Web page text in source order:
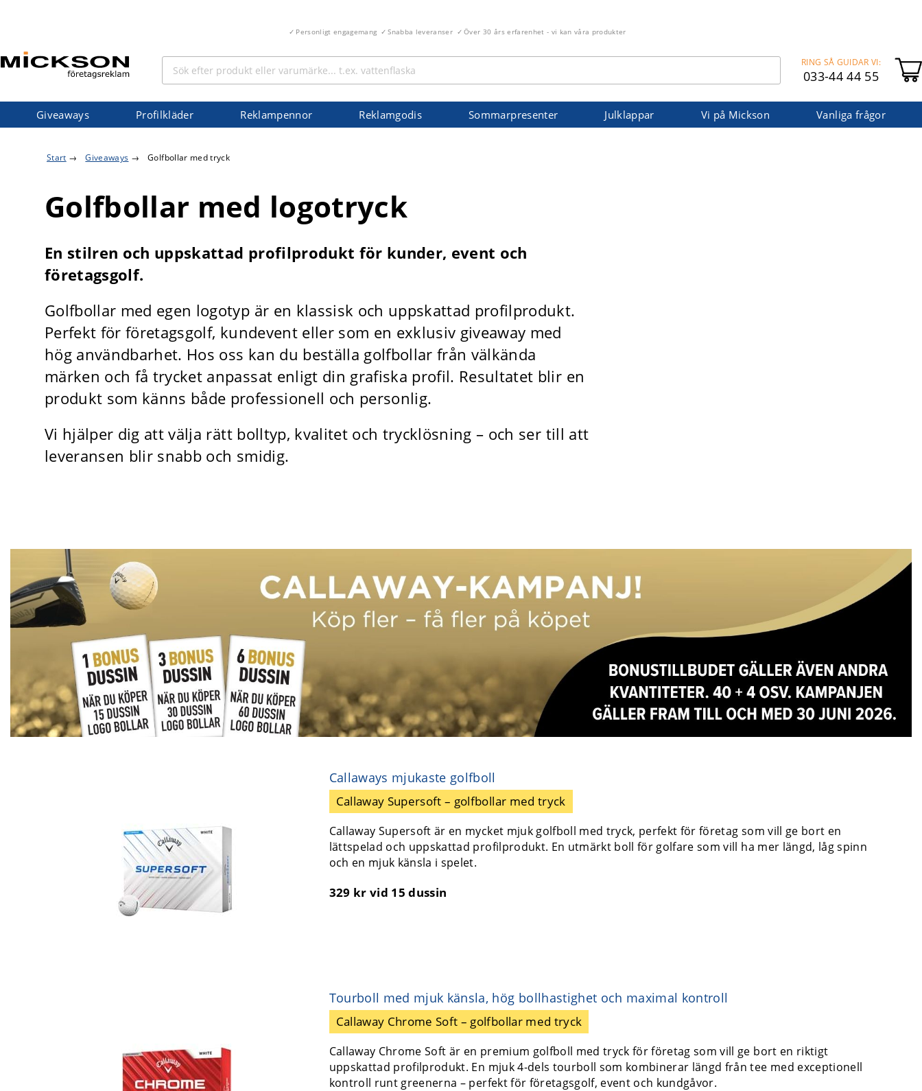
Personligt engagemang Snabba leveranser Över 30 års erfarenhet - vi kan våra produkter
RING SÅ GUIDAR VI:
033-44 44 55
Giveaways Profilkläder Reklampennor Reklamgodis Sommarpresenter Julklappar Vi på Mickson Vanliga frågor
Start → Giveaways → Golfbollar med tryck
Golfbollar med logotryck
En stilren och uppskattad profilprodukt för kunder, event och
företagsgolf.
Golfbollar med egen logotyp är en klassisk och uppskattad profilprodukt.
Perfekt för företagsgolf, kundevent eller som en exklusiv giveaway med
hög användbarhet. Hos oss kan du beställa golfbollar från välkända
märken och få trycket anpassat enligt din grafiska profil. Resultatet blir en
produkt som känns både professionell och personlig.
Vi hjälper dig att välja rätt bolltyp, kvalitet och trycklösning – och ser till att
leveransen blir snabb och smidig.
Callaways mjukaste golfboll
Callaway Supersoft – golfbollar med tryck
Callaway Supersoft är en mycket mjuk golfboll med tryck, perfekt för företag som vill ge bort en
lättspelad och uppskattad profilprodukt. En utmärkt boll för golfare som vill ha mer längd, låg spinn
och en mjuk känsla i spelet.
329 krvid 15 dussin
Tourboll med mjuk känsla, hög bollhastighet och maximal kontroll
Callaway Chrome Soft – golfbollar med tryck
Callaway Chrome Soft är en premium golfboll med tryck för företag som vill ge bort en riktigt
uppskattad profilprodukt. En mjuk 4-dels tourboll som kombinerar längd från tee med exceptionell
kontroll runt greenerna – perfekt för företagsgolf, event och kundgåvor.